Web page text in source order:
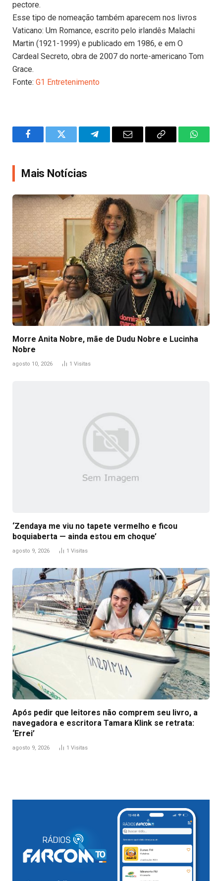
pectore.
Esse tipo de nomeação também aparecem nos livros
Vaticano: Um Romance, escrito pelo irlandês Malachi
Martin (1921-1999) e publicado em 1986, e em O
Cardeal Secreto, obra de 2007 do norte-americano Tom
Grace.
Fonte: G1 Entretenimento
FacebookTwitter TelegramEmail
Copy
Mais Notícias
Morre Anita Nobre, mãe de Dudu Nobre e Lucinha
Nobre
agosto 10, 2026 1 Visitas
‘Zendaya me viu no tapete vermelho e ficou
boquiaberta — ainda estou em choque’
agosto 9, 2026 1 Visitas
Após pedir que leitores não comprem seu livro, a
navegadora e escritora Tamara Klink se retrata:
‘Errei’
agosto 9, 2026 1 Visitas